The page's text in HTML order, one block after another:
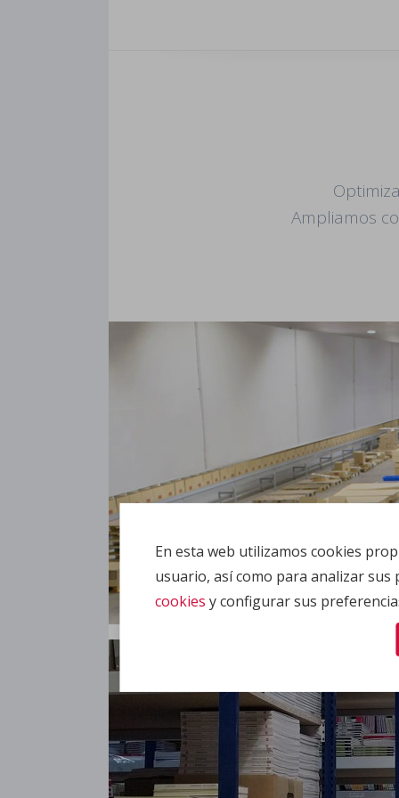
En esta web utilizamos cookies
usuario, así como para analizar
cookies y configurar sus
Ampliamos